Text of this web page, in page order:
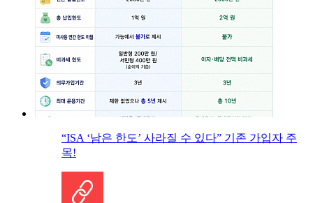
“ISA ‘남은 한도’ 사라질 수 있다” 기존 가입자 주
목!